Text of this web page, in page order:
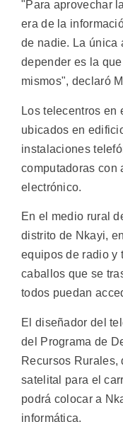
"Para aprovechar
era de la
de nadie. La única
depender es la
mismos", declaró
Los telecentros en
ubicados en
instalaciones
computadoras con
electrónico.
En el medio rural
distrito de Nkayi,
equipos de radio y
caballos que se
todos puedan
El diseñador del
del Programa de
Recursos Rurales,
satelital para el
podrá colocar a
informática.